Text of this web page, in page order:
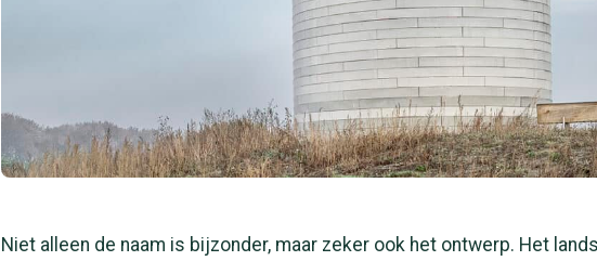
Niet alleen de naam is bijzonder, maar zeker ook het ontwerp. Het